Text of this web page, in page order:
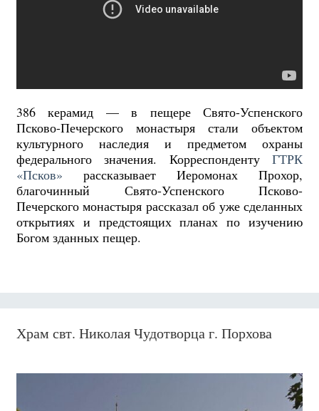
386 керамид — в пещере Свято-Успенского
Псково-Печерского монастыря стали объектом
культурного наследия и предметом охраны
федерального значения. КорреспондентуГТРК
«Псков» рассказывает Иеромонах Прохор,
благочинный Свято-Успенского Псково-
Печерского монастыря рассказал об уже сделанных
открытиях и предстоящих планах по изучению
Богом зданных пещер.
Храм свт. Николая Чудотворца г. Порхова